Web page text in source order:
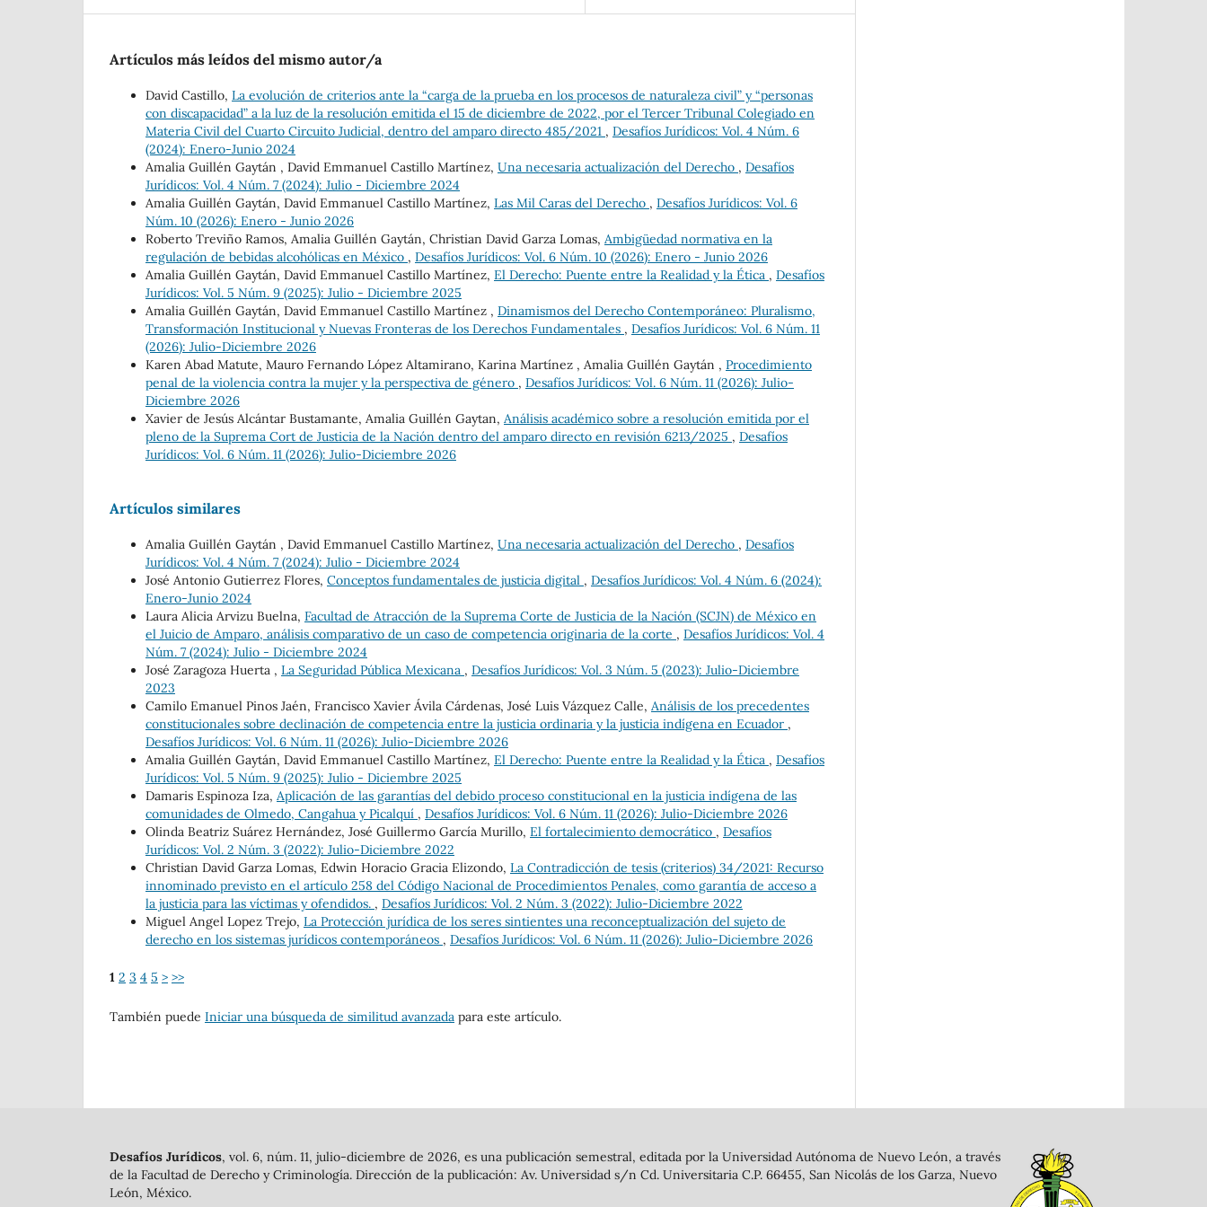
Artículos más leídos del mismo autor/a
David Castillo, La evolución de criterios ante la “carga de la prueba en los procesos de naturaleza civil” y “personas
con discapacidad” a la luz de la resolución emitida el 15 de diciembre de 2022, por el Tercer Tribunal Colegiado en
Materia Civil del Cuarto Circuito Judicial, dentro del amparo directo 485/2021 , Desafíos Jurídicos: Vol. 4 Núm. 6
(2024): Enero-Junio 2024
Amalia Guillén Gaytán , David Emmanuel Castillo Martínez, Una necesaria actualización del Derecho , Desafíos
Jurídicos: Vol. 4 Núm. 7 (2024): Julio - Diciembre 2024
Amalia Guillén Gaytán, David Emmanuel Castillo Martínez, Las Mil Caras del Derecho , Desafíos Jurídicos: Vol. 6
Núm. 10 (2026): Enero - Junio 2026
Roberto Treviño Ramos, Amalia Guillén Gaytán, Christian David Garza Lomas, Ambigüedad normativa en la
regulación de bebidas alcohólicas en México , Desafíos Jurídicos: Vol. 6 Núm. 10 (2026): Enero - Junio 2026
Amalia Guillén Gaytán, David Emmanuel Castillo Martínez, El Derecho: Puente entre la Realidad y la Ética , Desafíos
Jurídicos: Vol. 5 Núm. 9 (2025): Julio - Diciembre 2025
Amalia Guillén Gaytán, David Emmanuel Castillo Martínez , Dinamismos del Derecho Contemporáneo: Pluralismo,
Transformación Institucional y Nuevas Fronteras de los Derechos Fundamentales , Desafíos Jurídicos: Vol. 6 Núm. 11
(2026): Julio-Diciembre 2026
Karen Abad Matute, Mauro Fernando López Altamirano, Karina Martínez , Amalia Guillén Gaytán , Procedimiento
penal de la violencia contra la mujer y la perspectiva de género , Desafíos Jurídicos: Vol. 6 Núm. 11 (2026): Julio-
Diciembre 2026
Xavier de Jesús Alcántar Bustamante, Amalia Guillén Gaytan, Análisis académico sobre a resolución emitida por el
pleno de la Suprema Cort de Justicia de la Nación dentro del amparo directo en revisión 6213/2025 , Desafíos
Jurídicos: Vol. 6 Núm. 11 (2026): Julio-Diciembre 2026
Artículos similares
Amalia Guillén Gaytán , David Emmanuel Castillo Martínez, Una necesaria actualización del Derecho , Desafíos
Jurídicos: Vol. 4 Núm. 7 (2024): Julio - Diciembre 2024
José Antonio Gutierrez Flores, Conceptos fundamentales de justicia digital , Desafíos Jurídicos: Vol. 4 Núm. 6 (2024):
Enero-Junio 2024
Laura Alicia Arvizu Buelna, Facultad de Atracción de la Suprema Corte de Justicia de la Nación (SCJN) de México en
el Juicio de Amparo, análisis comparativo de un caso de competencia originaria de la corte , Desafíos Jurídicos: Vol. 4
Núm. 7 (2024): Julio - Diciembre 2024
José Zaragoza Huerta , La Seguridad Pública Mexicana , Desafíos Jurídicos: Vol. 3 Núm. 5 (2023): Julio-Diciembre
2023
Camilo Emanuel Pinos Jaén, Francisco Xavier Ávila Cárdenas, José Luis Vázquez Calle, Análisis de los precedentes
constitucionales sobre declinación de competencia entre la justicia ordinaria y la justicia indígena en Ecuador ,
Desafíos Jurídicos: Vol. 6 Núm. 11 (2026): Julio-Diciembre 2026
Amalia Guillén Gaytán, David Emmanuel Castillo Martínez, El Derecho: Puente entre la Realidad y la Ética , Desafíos
Jurídicos: Vol. 5 Núm. 9 (2025): Julio - Diciembre 2025
Damaris Espinoza Iza, Aplicación de las garantías del debido proceso constitucional en la justicia indígena de las
comunidades de Olmedo, Cangahua y Picalquí , Desafíos Jurídicos: Vol. 6 Núm. 11 (2026): Julio-Diciembre 2026
Olinda Beatriz Suárez Hernández, José Guillermo García Murillo, El fortalecimiento democrático , Desafíos
Jurídicos: Vol. 2 Núm. 3 (2022): Julio-Diciembre 2022
Christian David Garza Lomas, Edwin Horacio Gracia Elizondo, La Contradicción de tesis (criterios) 34/2021: Recurso
innominado previsto en el artículo 258 del Código Nacional de Procedimientos Penales, como garantía de acceso a
la justicia para las víctimas y ofendidos. , Desafíos Jurídicos: Vol. 2 Núm. 3 (2022): Julio-Diciembre 2022
Miguel Angel Lopez Trejo, La Protección jurídica de los seres sintientes una reconceptualización del sujeto de
derecho en los sistemas jurídicos contemporáneos , Desafíos Jurídicos: Vol. 6 Núm. 11 (2026): Julio-Diciembre 2026
1 2 3 4 5 > >>
También puede Iniciar una búsqueda de similitud avanzada para este artículo.
Desafíos Jurídicos, vol. 6, núm. 11, julio-diciembre de 2026, es una publicación semestral, editada por la Universidad Autónoma de Nuevo León, a través
de la Facultad de Derecho y Criminología. Dirección de la publicación: Av. Universidad s/n Cd. Universitaria C.P. 66455, San Nicolás de los Garza, Nuevo
León, México.